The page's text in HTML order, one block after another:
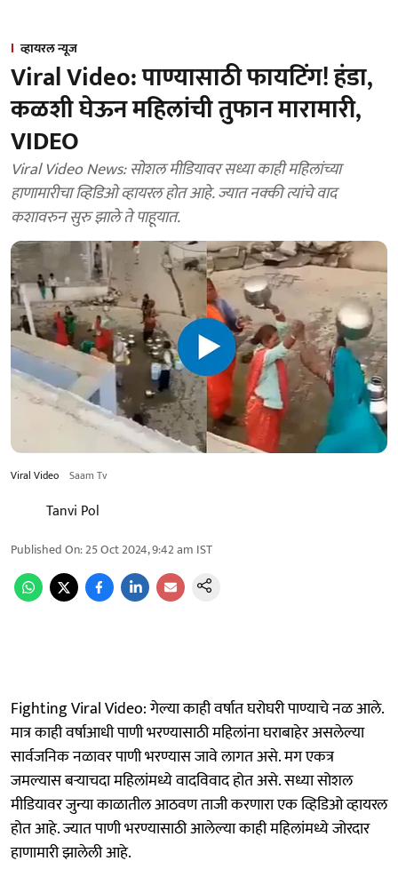
व्हायरल न्यूज
Viral Video: पाण्यासाठी फायटिंग! हंडा,
कळशी घेऊन महिलांची तुफान मारामारी,
VIDEO
Viral Video News: सोशल मीडियावर सध्या काही महिलांच्या
हाणामारीचा व्हिडिओ व्हायरल होत आहे. ज्यात नक्की त्यांचे वाद
कशावरुन सुरु झाले ते पाहूयात.
Viral Video Saam Tv
Tanvi Pol
Published On:25 Oct 2024, 9:42 am IST
Fighting Viral Video: गेल्या काही वर्षात घरोघरी पाण्याचे नळ आले.
मात्र काही वर्षाआधी पाणी भरण्यासाठी महिलांना घराबाहेर असलेल्या
सार्वजनिक नळावर पाणी भरण्यास जावे लागत असे. मग एकत्र
जमल्यास बऱ्याचदा महिलांमध्ये वादविवाद होत असे. सध्या सोशल
मीडियावर जुन्या काळातील आठवण ताजी करणारा एक व्हिडिओ व्हायरल
होत आहे. ज्यात पाणी भरण्यासाठी आलेल्या काही महिलांमध्ये जोरदार
हाणामारी झालेली आहे.